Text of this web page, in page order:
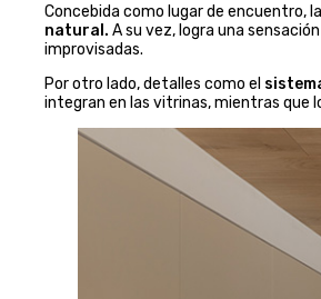
Concebida como lugar de encuentro, la
natural. A su vez, logra una
improvisadas.
Por otro lado, detalles como el
integran en las vitrinas, mientras que